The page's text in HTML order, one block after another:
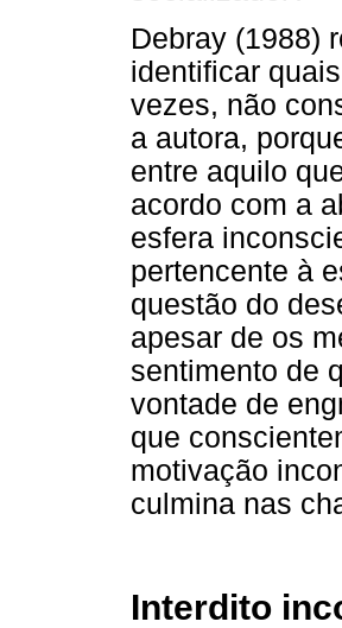
Debray (1988)
identificar
vezes, não
a autora,
entre aquilo
acordo com a
esfera
pertencente à
questão do
apesar de os
sentimento de
vontade de
que
motivação
culmina nas
Interdito